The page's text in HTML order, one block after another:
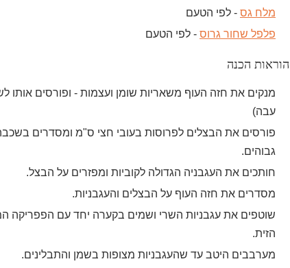
מלח גס - לפי הטעם
פלפל שחור גרוס - לפי הטעם
הוראות הכנה
מנקים את חזה העוף משאריות שומן ועצמות - ופורסים אותו
עבה)
פורסים את הבצלים לפרוסות בעובי חצי ס"מ ומסדרים
גבוהים.
חותכים את העגבניה הגדולה לקוביות ומפזרים על הבצל.
מסדרים את חזה העוף על הבצלים והעגבניות.
שוטפים את עגבניות השרי ושמים בקערה יחד עם הפפריקה
הזית.
מערבבים היטב עד שהעגבניות מצופות בשמן והתבלינים.